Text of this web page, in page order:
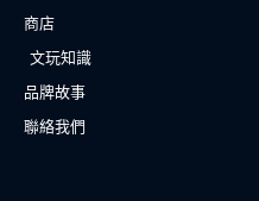
商店
文玩知識
品牌故事
聯絡我們